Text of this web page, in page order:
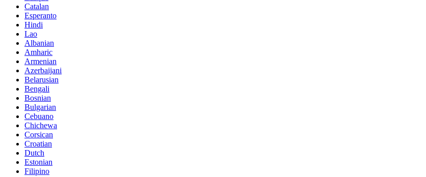
Catalan
Esperanto
Hindi
Lao
Albanian
Amharic
Armenian
Azerbaijani
Belarusian
Bengali
Bosnian
Bulgarian
Cebuano
Chichewa
Corsican
Croatian
Dutch
Estonian
Filipino